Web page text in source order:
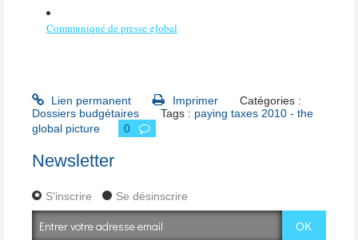
Communiqué de presse global
Lien permanent Imprimer
Catégories :
Dossiers budgétaires
Tags : paying taxes 2010 - the
global picture
0
Newsletter
S'inscrire Se désinscrire